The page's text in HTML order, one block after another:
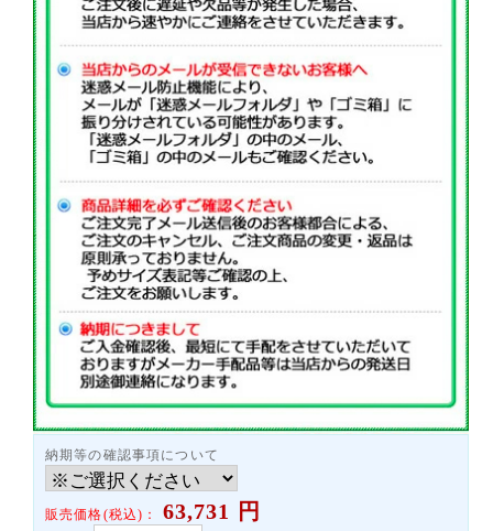
納期等の確認事項について
販売価格(税込)： 63,731 円